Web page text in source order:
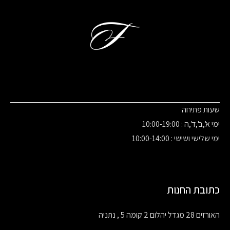
שעות פתיחה
ימי א',ב',ד',ה : 10:00-19:00
ימי שלישי ושישי : 10:00-14:00
כתובת החנות
האורזים 28 מגדל יהלום 2 קומה 5 , נתניה